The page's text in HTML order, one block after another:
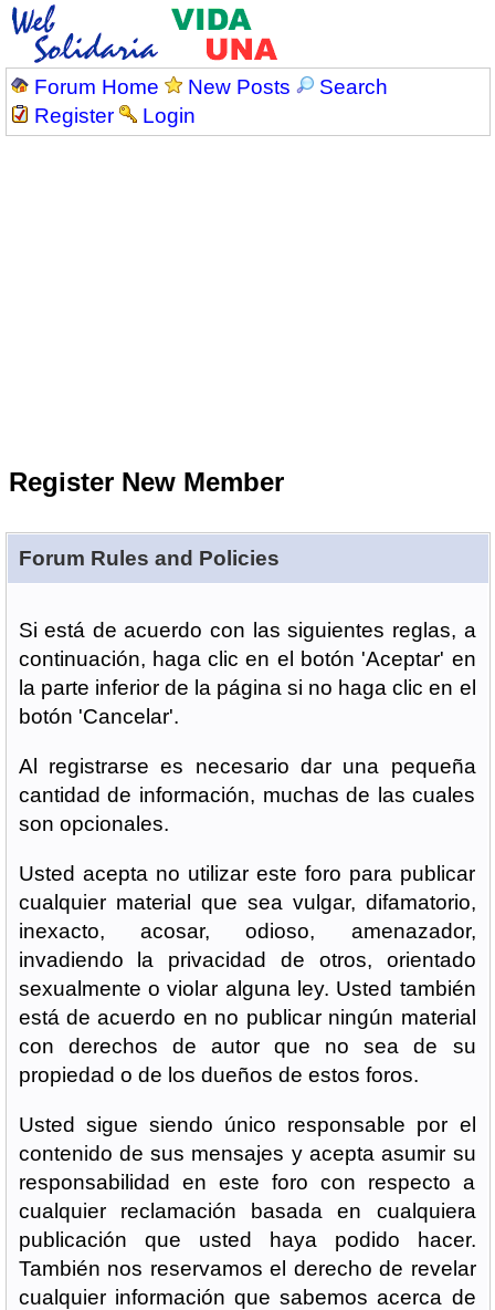
Forum Home New Posts
Search
Register
Login
Register New Member
Forum Rules and Policies
Si está de acuerdo con las siguientes reglas, a
continuación, haga clic en el botón 'Aceptar' en
la parte inferior de la página si no haga clic en el
botón 'Cancelar'.
Al registrarse es necesario dar una pequeña
cantidad de información, muchas de las cuales
son opcionales.
Usted acepta no utilizar este foro para publicar
cualquier material que sea vulgar, difamatorio,
inexacto, acosar, odioso, amenazador,
invadiendo la privacidad de otros, orientado
sexualmente o violar alguna ley. Usted también
está de acuerdo en no publicar ningún material
con derechos de autor que no sea de su
propiedad o de los dueños de estos foros.
Usted sigue siendo único responsable por el
contenido de sus mensajes y acepta asumir su
responsabilidad en este foro con respecto a
cualquier reclamación basada en cualquiera
publicación que usted haya podido hacer.
También nos reservamos el derecho de revelar
cualquier información que sabemos acerca de